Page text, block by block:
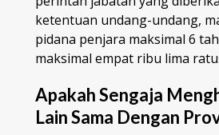
ketentuan undang-undang,
pidana penjara maksimal 6
maksimal empat ribu lima
Apakah Sengaja
Lain Sama Dengan